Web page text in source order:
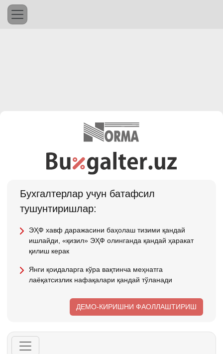
Бухгалтерлар учун батафсил
тушунтиришлар:
ЭҲФ хавф даражасини баҳолаш тизими қандай
ишлайди, «қизил» ЭҲФ олинганда қандай ҳаракат
қилиш керак
Янги қоидаларга кўра вақтинча меҳнатга
лаёқатсизлик нафақалари қандай тўланади
ДЕМО-КИРИШНИ ФАОЛЛАШТИРИШ